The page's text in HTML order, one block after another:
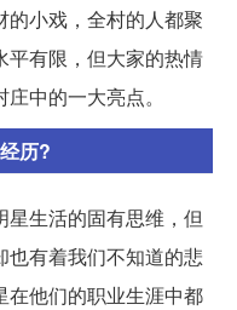
小戏，全村的人都聚
平有限，但大家的热情
中的一大亮点。
历?
生活的固有思维，但
有着我们不知道的悲
在他们的职业生涯中都